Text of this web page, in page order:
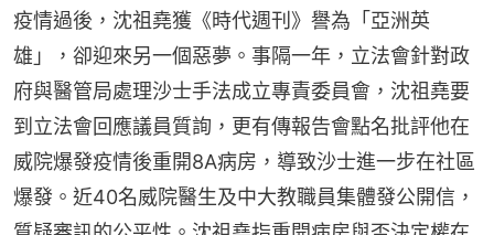
疫情過後，沈祖堯獲《時代週刊》譽為「亞洲英
雄」，卻迎來另一個惡夢。事隔一年，立法會針對政
府與醫管局處理沙士手法成立專責委員會，沈祖堯要
到立法會回應議員質詢，更有傳報告會點名批評他在
威院爆發疫情後重開8A病房，導致沙士進一步在社區
爆發。近40名威院醫生及中大教職員集體發公開信，